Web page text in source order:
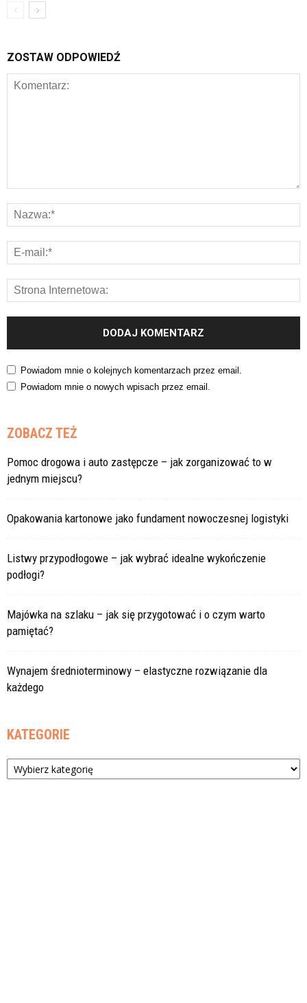
ZOSTAW ODPOWIEDŹ
Powiadom mnie o kolejnych komentarzach przez email.
Powiadom mnie o nowych wpisach przez email.
ZOBACZ TEŻ
Pomoc drogowa i auto zastępcze – jak zorganizować to w
jednym miejscu?
Opakowania kartonowe jako fundament nowoczesnej logistyki
Listwy przypodłogowe – jak wybrać idealne wykończenie
podłogi?
Majówka na szlaku – jak się przygotować i o czym warto
pamiętać?
Wynajem średnioterminowy – elastyczne rozwiązanie dla
każdego
KATEGORIE
Kategorie